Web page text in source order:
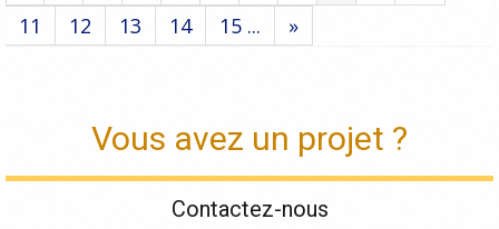
11
12 13 14 15 ... »
Vous avez un projet ?
Contactez-nous